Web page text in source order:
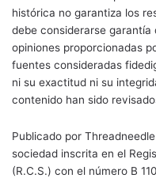
histórica no garantiza los
debe considerarse
opiniones proporcionadas
fuentes consideradas
ni su exactitud ni su
contenido han sido
Publicado por
sociedad inscrita en el
(R.C.S.) con el número B